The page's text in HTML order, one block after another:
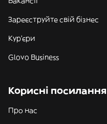
Зареєструйте свій бізнес
Кур'єри
Glovo Business
Корисні посилання
Про нас